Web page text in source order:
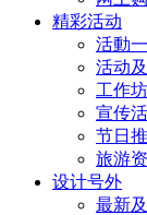
精彩活动
活動
活动
工作坊
宣传
节日
旅游
设计号外
最新